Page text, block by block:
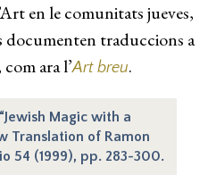
en le comunitats jueves,
documenten traduccions a
ara l’Art breu.
Magic with a
Translation of Ramon
54 (1999), pp. 283-300.